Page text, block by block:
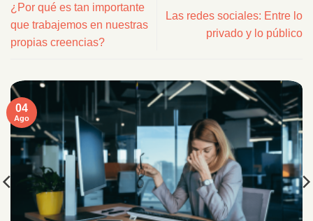
¿Por qué es tan importante
que trabajemos en nuestras
propias creencias?
Las redes sociales: Entre lo
privado y lo público
04
Ago